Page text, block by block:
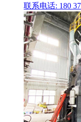
联系电话: 180